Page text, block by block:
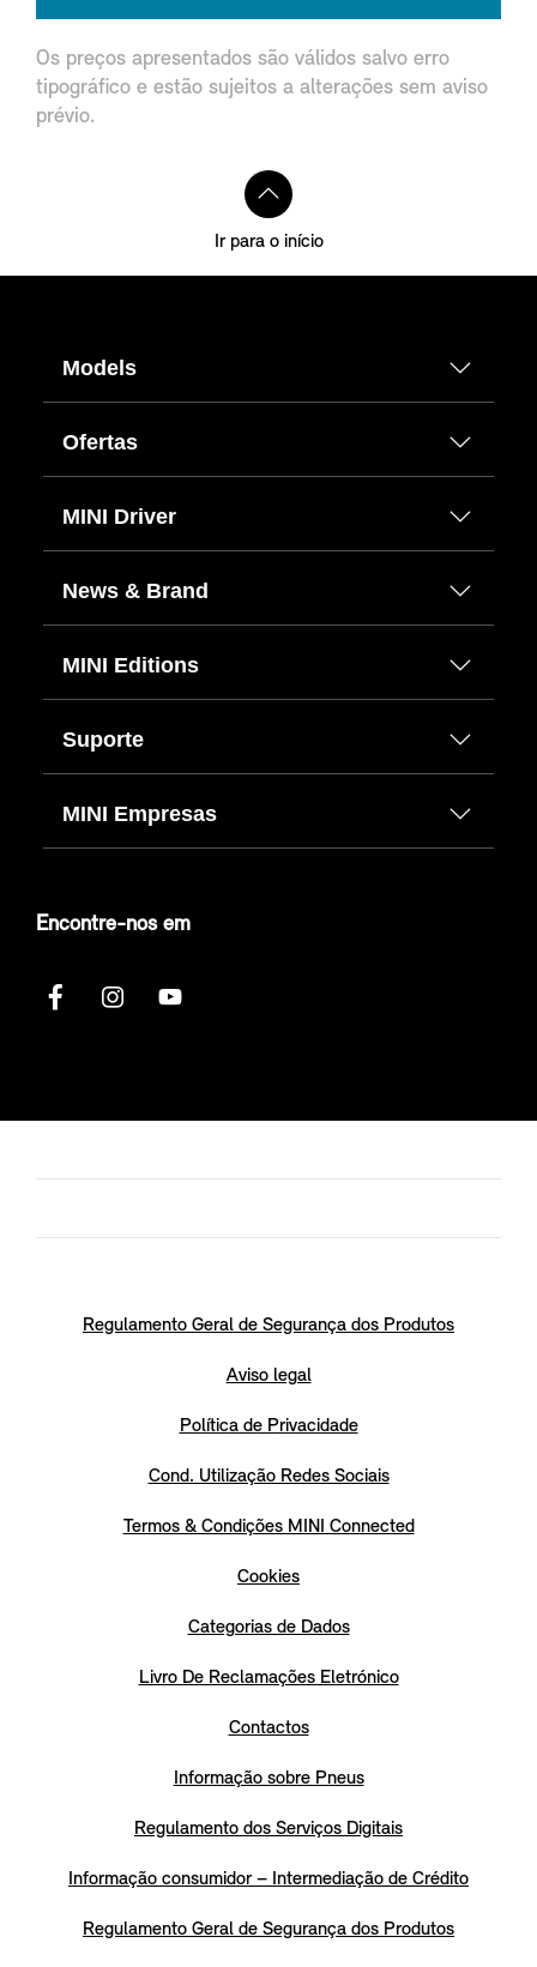
Os preços apresentados são válidos salvo erro
tipográfico e estão sujeitos a alterações sem aviso
prévio.
Ir para o início
Models
Ofertas
MINI Driver
News & Brand
MINI Editions
Suporte
MINI Empresas
Encontre-nos em
Regulamento Geral de Segurança dos Produtos
Aviso legal
Política de Privacidade
Cond. Utilização Redes Sociais
Termos & Condições MINI Connected
Cookies
Categorias de Dados
Livro De Reclamações Eletrónico
Contactos
Informação sobre Pneus
Regulamento dos Serviços Digitais
Informação consumidor – Intermediação de Crédito
Regulamento Geral de Segurança dos Produtos